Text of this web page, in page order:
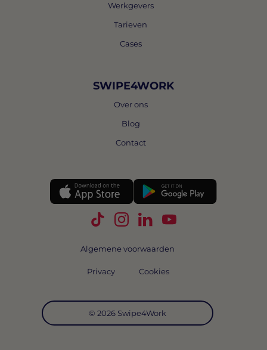
Werkgevers
Tarieven
Cases
SWIPE4WORK
Over ons
Blog
Contact
Volg Swipe4Work op TikTok
Volg Swipe4Work op
Volg Swipe4Work op
Volg Swipe4Work
© 2026 Swipe4Work
Algemene voorwaarden
Privacy Cookies